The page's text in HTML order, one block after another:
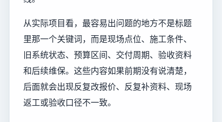
从实际项目看，最容易出问题的地方不是标题
里那一个关键词，而是现场点位、施工条件、
旧系统状态、预算区间、交付周期、验收资料
和后续维保。这些内容如果前期没有说清楚，
后面就会出现反复改报价、反复补资料、现场
返工或验收口径不一致。